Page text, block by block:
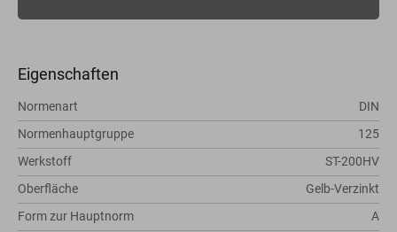
Eigenschaften
Normenart
DIN
Normenhauptgruppe
125
Werkstoff
ST-200HV
Oberfläche
Gelb-Verzinkt
Form zur Hauptnorm
A